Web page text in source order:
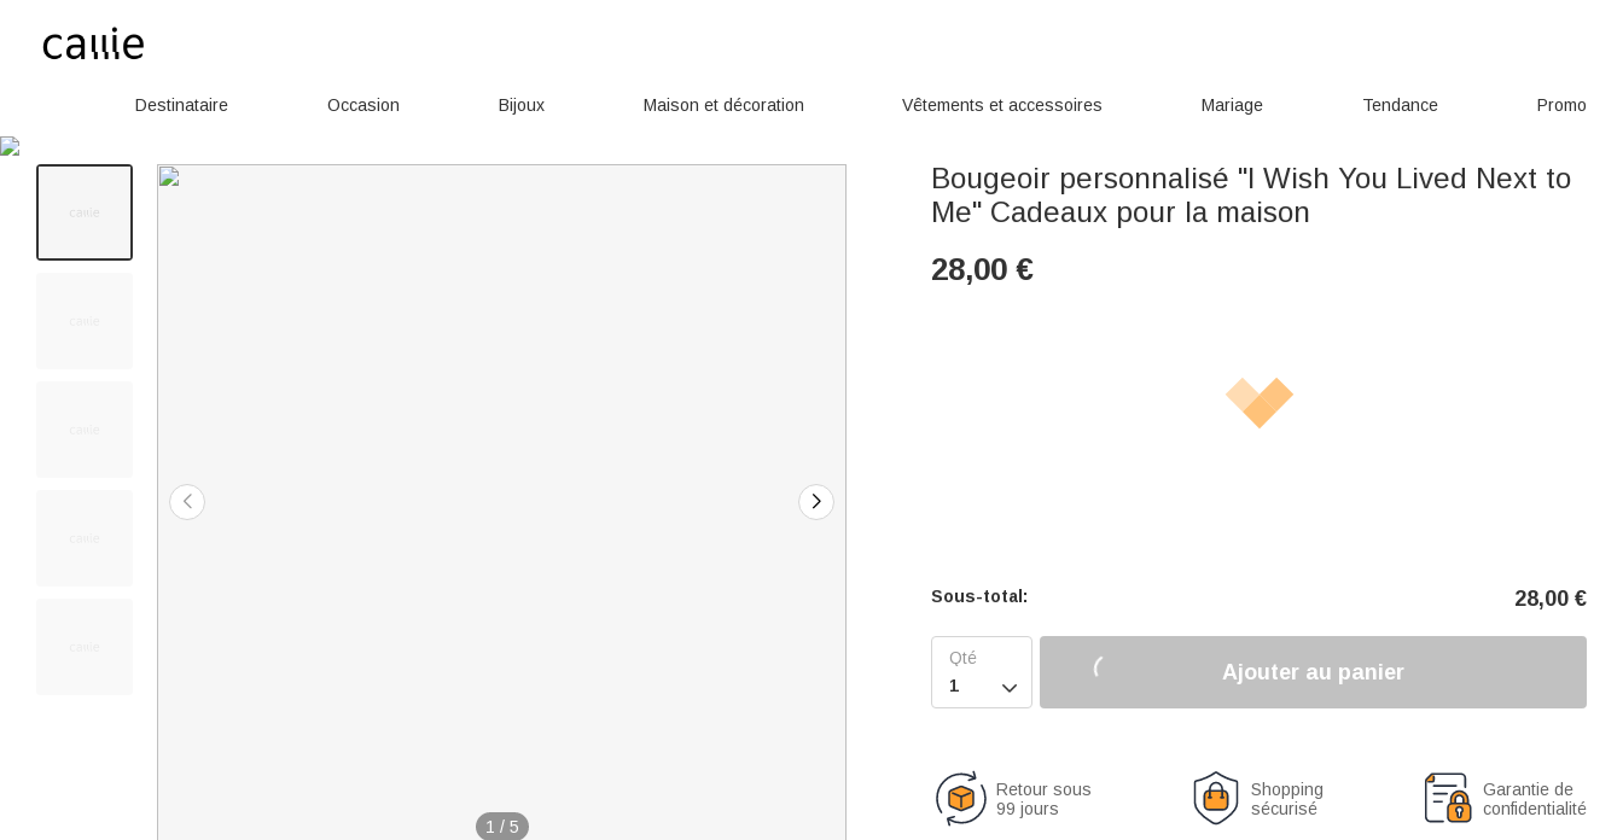
Destinataire Occasion Bijoux Maison et décoration Vêtements et accessoires Mariage Tendance Promo
1 / 5
Bougeoir personnalisé "I Wish You Lived Next to
Me" Cadeaux pour la maison
28,00 €
Sous-total: 28,00 €

Ajouter au panier
Retour sous
99 jours
Shopping
sécurisé
Garantie de
confidentialité